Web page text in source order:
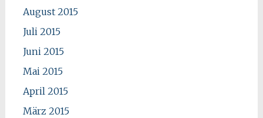
August 2015
Juli 2015
Juni 2015
Mai 2015
April 2015
März 2015